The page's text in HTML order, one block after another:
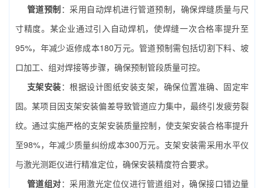
管道预制：采用自动焊机进行管道预制，确保焊缝质量与尺
寸精度。某企业通过引入自动焊机，使焊缝一次合格率提升至
95%，年减少返修成本180万元。管道预制需包括切割下料、坡
口加工、组对焊接等步骤，确保预制管段质量可控。
支架安装：根据设计图纸安装支架，确保位置准确、固定牢
固。某项目因支架安装偏差导致管道应力集中，最终引发疲劳裂
纹。通过实施严格的支架安装质量控制，使支架安装合格率提升
至98%，年减少质量纠纷成本300万元。支架安装需采用水平仪
与激光测距仪进行精准定位，确保安装精度符合要求。
管道组对：采用激光定位仪进行管道组对，确保接口错边量